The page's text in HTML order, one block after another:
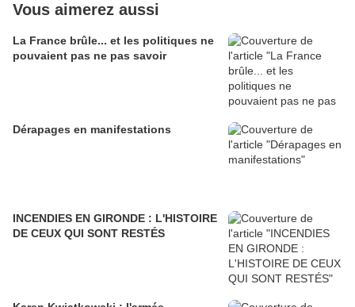
Vous aimerez aussi
La France brûle... et les politiques ne
pouvaient pas ne pas savoir
Dérapages en manifestations
INCENDIES EN GIRONDE : L'HISTOIRE
DE CEUX QUI SONT RESTÉS